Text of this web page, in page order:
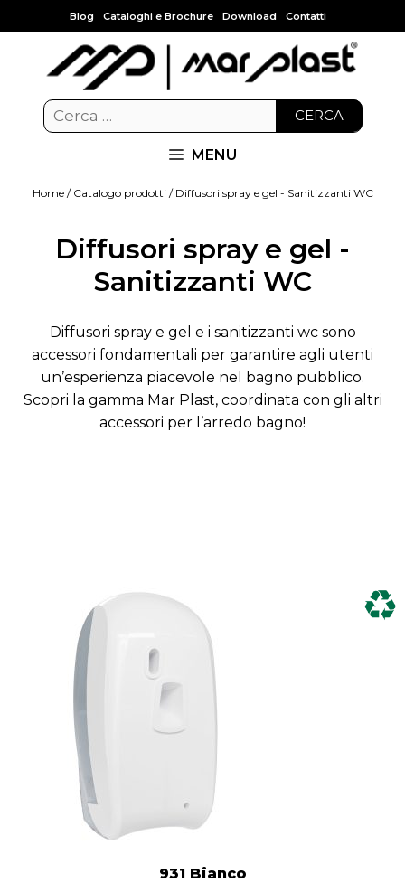
Blog Cataloghi e Brochure Download Contatti
CERCA
MENU
Home/ Catalogo prodotti / Diffusori spray e gel - Sanitizzanti WC
Diffusori spray e gel -
Sanitizzanti WC
Diffusori spray e gel e i sanitizzanti wc sono
accessori fondamentali per garantire agli utenti
un’esperienza piacevole nel bagno pubblico.
Scopri la gamma Mar Plast, coordinata con gli altri
accessori per l’arredo bagno!
931 Bianco